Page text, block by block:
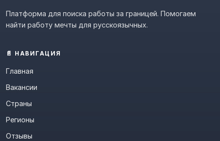
Платформа для поиска работы за границей. Помогаем
найти работу мечты для русскоязычных.
📄 НАВИГАЦИЯ
Главная
Вакансии
Страны
Регионы
Отзывы